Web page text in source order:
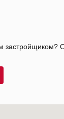
застройщиком?